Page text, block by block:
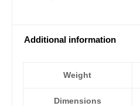
Additional information
Weight
Dimensions